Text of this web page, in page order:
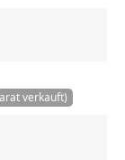
verkauft)